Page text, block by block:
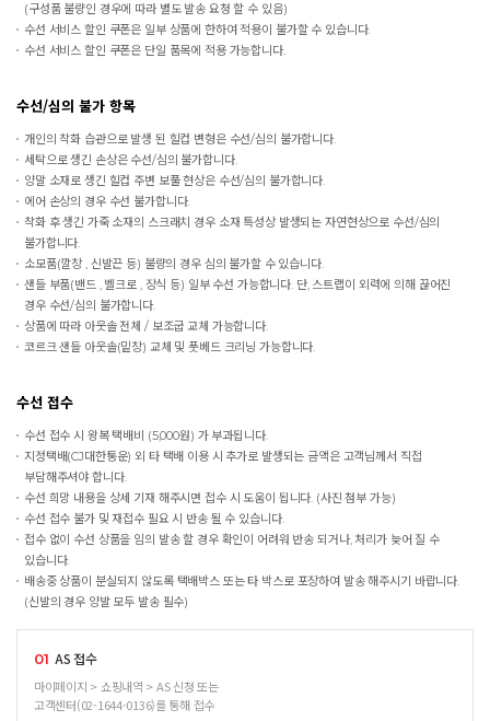
(구성품 불량인 경우에 따라 별도 발송 요청 할 수 있음)
수선 서비스 할인 쿠폰은 일부 상품에 한하여 적용이 불가할 수 있습니다.
수선 서비스 할인 쿠폰은 단일 품목에 적용 가능합니다.
수선/심의 불가 항목
개인의 착화 습관으로 발생 된 힐컵 변형은 수선/심의 불가합니다.
세탁으로 생긴 손상은 수선/심의 불가합니다.
양말 소재로 생긴 힐컵 주변 보풀 현상은 수선/심의 불가합니다.
에어 손상의 경우 수선 불가합니다.
착화 후 생긴 가죽 소재의 스크래치 경우 소재 특성상 발생되는 자연현상으로 수선/심의
불가합니다.
소모품(깔창 , 신발끈 등) 불량의 경우 심의 불가할 수 있습니다.
샌들 부품(밴드 , 벨크로 , 장식 등) 일부 수선 가능합니다. 단, 스트랩이 외력에 의해 끊어진
경우 수선/심의 불가합니다.
상품에 따라 아웃솔 전체 / 보조굽 교체 가능합니다.
코르크 샌들 아웃솔(밑창) 교체 및 풋베드 크리닝 가능합니다.
수선 접수
수선 접수 시 왕복 택배비 (5,000원) 가 부과됩니다.
지정택배(CJ대한통운) 외 타 택배 이용 시 추가로 발생되는 금액은 고객님께서 직접
부담해주셔야 합니다.
수선 희망 내용을 상세 기재 해주시면 접수 시 도움이 됩니다. (사진 첨부 가능)
수선 접수 불가 및 재접수 필요 시 반송 될 수 있습니다.
접수 없이 수선 상품을 임의 발송 할 경우 확인이 어려워 반송 되거나, 처리가 늦어 질 수
있습니다.
배송중 상품이 분실되지 않도록 택배박스 또는 타 박스로 포장하여 발송 해주시기 바랍니다.
(신발의 경우 양발 모두 발송 필수)
01 AS 접수
마이페이지 > 쇼핑내역 > AS 신청 또는
고객센터(02-1644-0136)를 통해 접수